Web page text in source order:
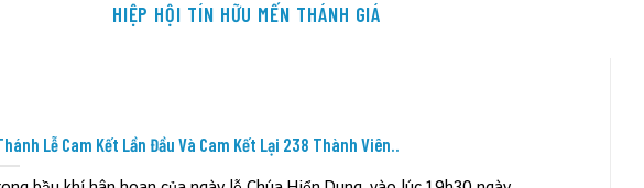
HIỆP HỘI TÍN HỮU MẾN THÁNH GIÁ
Lễ Cam Kết Lần Đầu Và Cam Kết Lại 238 Thành Viên..